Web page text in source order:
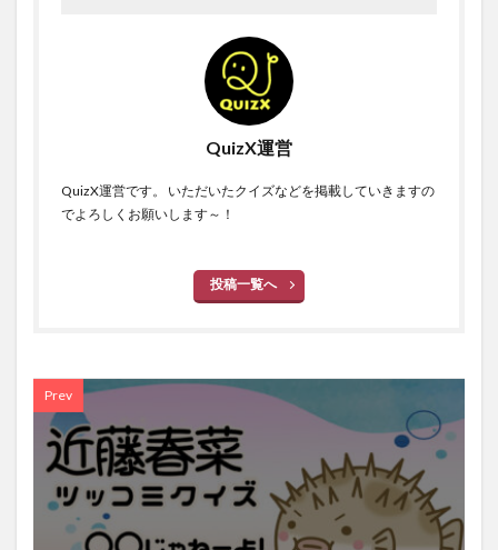
QuizX運営
QuizX運営です。 いただいたクイズなどを掲載していきますの
でよろしくお願いします～！
投稿一覧へ
Prev